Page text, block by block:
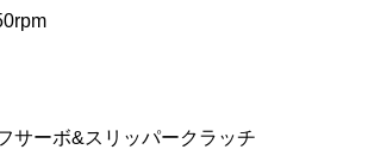
サーボ&スリッパークラッチ